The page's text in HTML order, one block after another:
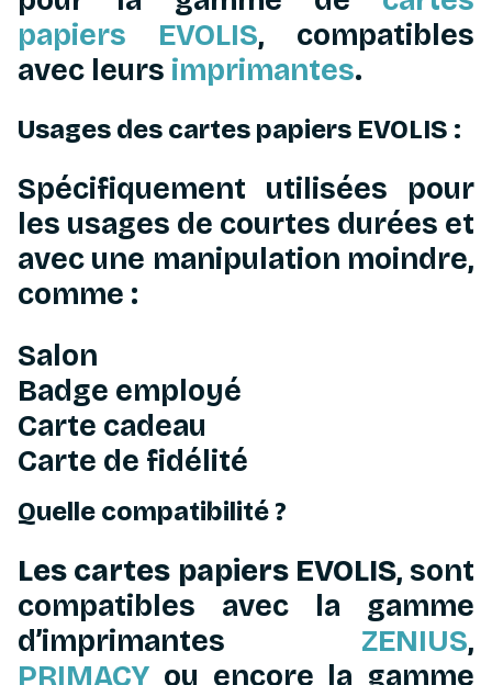
papiers EVOLIS, compatibles
avec leurs imprimantes.
Usages des cartes papiers EVOLIS :
Spécifiquement utilisées pour
les usages de courtes durées et
avec une manipulation moindre,
comme :
Salon
Badge employé
Carte cadeau
Carte de fidélité
Quelle compatibilité ?
Les cartes papiers EVOLIS, sont
compatibles avec la gamme
d’imprimantes ZENIUS,
PRIMACY ou encore la gamme